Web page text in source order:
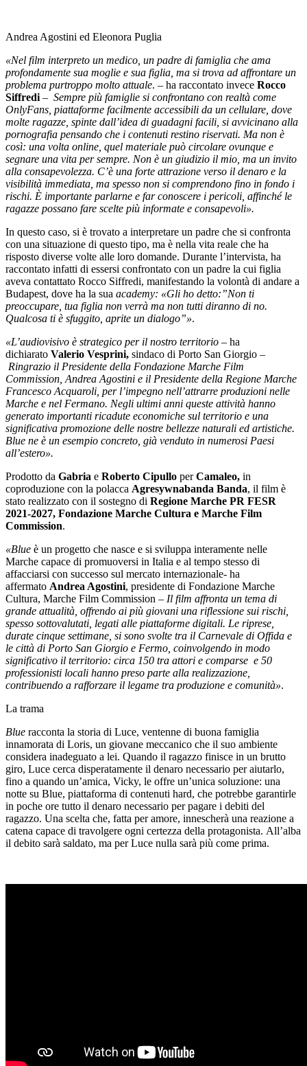
Andrea Agostini ed Eleonora Puglia
«Nel film interpreto un medico, un padre di famiglia che ama
profondamente sua moglie e sua figlia, ma si trova ad affrontare un
problema purtroppo molto attuale. – ha raccontato invece Rocco
Siffredi – Sempre più famiglie si confrontano con realtà come
OnlyFans, piattaforme facilmente accessibili da un cellulare, dove
molte ragazze, spinte dall’idea di guadagni facili, si avvicinano alla
pornografia pensando che i contenuti restino riservati. Ma non è
così: una volta online, quel materiale può circolare ovunque e
segnare una vita per sempre. Non è un giudizio il mio, ma un invito
alla consapevolezza. C’è una forte attrazione verso il denaro e la
visibilità immediata, ma spesso non si comprendono fino in fondo i
rischi. È importante parlarne e far conoscere i pericoli, affinché le
ragazze possano fare scelte più informate e consapevoli».
In questo caso, si è trovato a interpretare un padre che si confronta
con una situazione di questo tipo, ma è nella vita reale che ha
risposto diverse volte alle loro domande. Durante l’intervista, ha
raccontato infatti di essersi confrontato con un padre la cui figlia
aveva contattato Rocco Siffredi, manifestando la volontà di andare a
Budapest, dove ha la sua academy: «Gli ho detto:”Non ti
preoccupare, tua figlia non verrà ma non tutti diranno di no.
Qualcosa ti è sfuggito, aprite un dialogo”».
«L’audiovisivo è strategico per il nostro territorio – ha
dichiarato Valerio Vesprini, sindaco di Porto San Giorgio –
Ringrazio il Presidente della Fondazione Marche Film
Commission, Andrea Agostini e il Presidente della Regione Marche
Francesco Acquaroli, per l’impegno nell’attrarre produzioni nelle
Marche e nel Fermano. Negli ultimi anni queste attività hanno
generato importanti ricadute economiche sul territorio e una
significativa promozione delle nostre bellezze naturali ed artistiche.
Blue ne è un esempio concreto, già venduto in numerosi Paesi
all’estero».
Prodotto da Gabria e Roberto Cipullo perCamaleo, in
coproduzione con la polacca Agresywnabanda Banda, il film è
stato realizzato con il sostegno di Regione Marche PR FESR
2021-2027, Fondazione Marche Cultura e Marche Film
Commission.
«Blue è un progetto che nasce e si sviluppa interamente nelle
Marche capace di promuoversi in Italia e al tempo stesso di
affacciarsi con successo sul mercato internazionale- ha
affermato Andrea Agostini, presidente di Fondazione Marche
Cultura, Marche Film Commission – Il film affronta un tema di
grande attualità, offrendo ai più giovani una riflessione sui rischi,
spesso sottovalutati, legati alle piattaforme digitali. Le riprese,
durate cinque settimane, si sono svolte tra il Carnevale di Offida e
le città di Porto San Giorgio e Fermo, coinvolgendo in modo
significativo il territorio: circa 150 tra attori e comparse e 50
professionisti locali hanno preso parte alla realizzazione,
contribuendo a rafforzare il legame tra produzione e comunità».
La trama
Blue racconta la storia di Luce, ventenne di buona famiglia
innamorata di Loris, un giovane meccanico che il suo ambiente
considera inadeguato a lei. Quando il ragazzo finisce in un brutto
giro, Luce cerca disperatamente il denaro necessario per aiutarlo,
fino a quando un’amica, Vicky, le offre un’unica soluzione: una
notte su Blue, piattaforma di contenuti hard, che potrebbe garantirle
in poche ore tutto il denaro necessario per pagare i debiti del
ragazzo. Una scelta che, fatta per amore, innescherà una reazione a
catena capace di travolgere ogni certezza della protagonista. All’alba
il debito sarà saldato, ma per Luce nulla sarà più come prima.